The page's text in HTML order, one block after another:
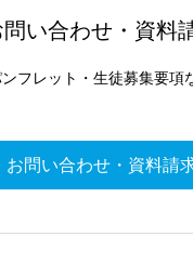
問い合わせ・資料
フレット・生徒募集要項
お問い合わせ・資料請